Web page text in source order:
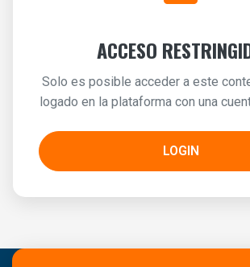
ACCESO
Solo es posible acceder a este
logado en la plataforma con una
LOGIN